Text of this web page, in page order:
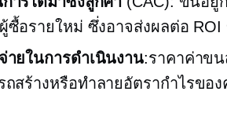
ซื้อรายใหม่ ซึ่งอาจส่งผลต่อ
ายในการดำเนินงาน:ราคาค่าข
ถสร้างหรือทำลายอัตรากำไรขอ